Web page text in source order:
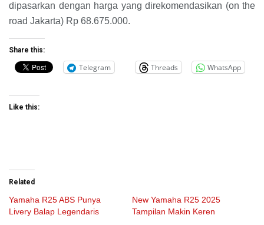
dipasarkan dengan harga yang direkomendasikan (on the
road Jakarta) Rp 68.675.000.
Share this:
Telegram Threads WhatsApp
Like this:
Related
Yamaha R25 ABS Punya
Livery Balap Legendaris
New Yamaha R25 2025
Tampilan Makin Keren